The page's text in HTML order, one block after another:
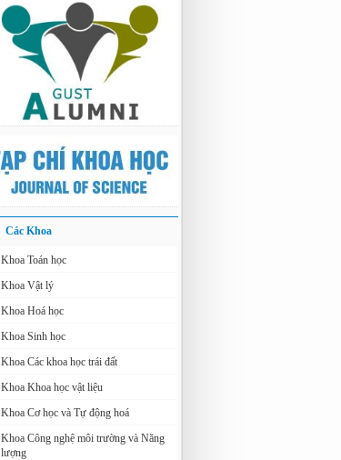
Các Khoa
Khoa Toán học
Khoa Vật lý
Khoa Hoá học
Khoa Sinh học
Khoa Các khoa học trái đất
Khoa Khoa học vật liệu
Khoa Cơ học và Tự động hoá
Khoa Công nghệ môi trường và Năng
lượng